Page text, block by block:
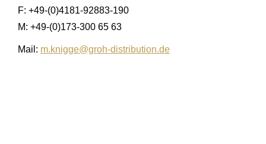
F: +49-(0)4181-92883-190
M: +49-(0)173-300 65 63
Mail: m.knigge@groh-distribution.de